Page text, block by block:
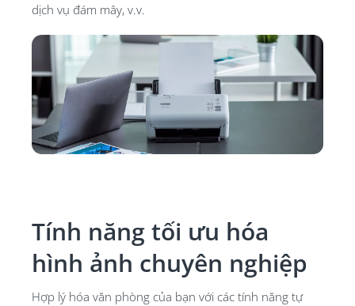
dịch vụ đám mây, v.v.
Tính năng tối ưu hóa
hình ảnh chuyên nghiệp
Hợp lý hóa văn phòng của bạn với các tính năng tự